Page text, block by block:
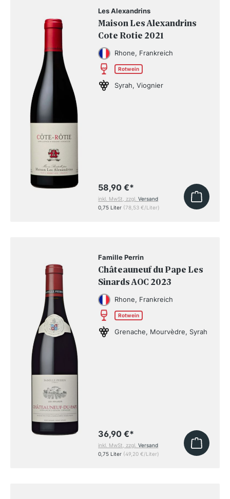
Les Alexandrins
Maison Les Alexandrins
Cote Rotie 2021
Rhone, Frankreich
Rotwein
Syrah, Viognier
58,90 €*
inkl. MwSt, zzgl.Versand
0,75 Liter (78,53 €/Liter)
Famille Perrin
Châteauneuf du Pape Les
Sinards AOC 2023
Rhone, Frankreich
Rotwein
Grenache, Mourvèdre, Syrah
36,90 €*
inkl. MwSt, zzgl.Versand
0,75 Liter (49,20 €/Liter)